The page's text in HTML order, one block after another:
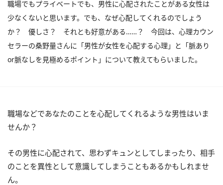
職場でもプライベートでも、男性に心配されたことがある女性は
少なくないと思います。でも、なぜ心配してくれるのでしょう
か？ 優しさ？ それとも好意がある……？ 今回は、心理カウン
セラーの桑野量さんに「男性が女性を心配する心理」と「脈あり
or脈なしを見極めるポイント」について教えてもらいました。
職場などであなたのことを心配してくれるような男性はいま
せんか？
その男性に心配されて、思わずキュンとしてしまったり、相手
のことを異性として意識してしまうこともあるかもしれませ
ん。